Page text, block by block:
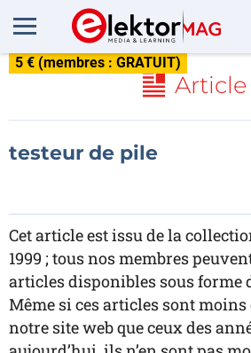
5 € (membres : GRATUIT)
Article
testeur de pile
Cet article est issu de la
1999 ; tous nos membres
articles disponibles sous forme
Même si ces articles sont
notre site web que ceux des